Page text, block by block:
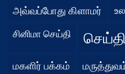
அவ்வப்போது கிளாமர்
சினிமா செய்தி
மகளிர் பக்கம்